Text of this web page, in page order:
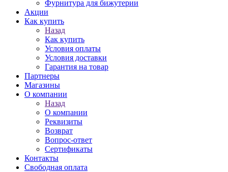
Фурнитура для бижутерии
Акции
Как купить
Назад
Как купить
Условия оплаты
Условия доставки
Гарантия на товар
Партнеры
Магазины
О компании
Назад
О компании
Реквизиты
Возврат
Вопрос-ответ
Сертификаты
Контакты
Свободная оплата